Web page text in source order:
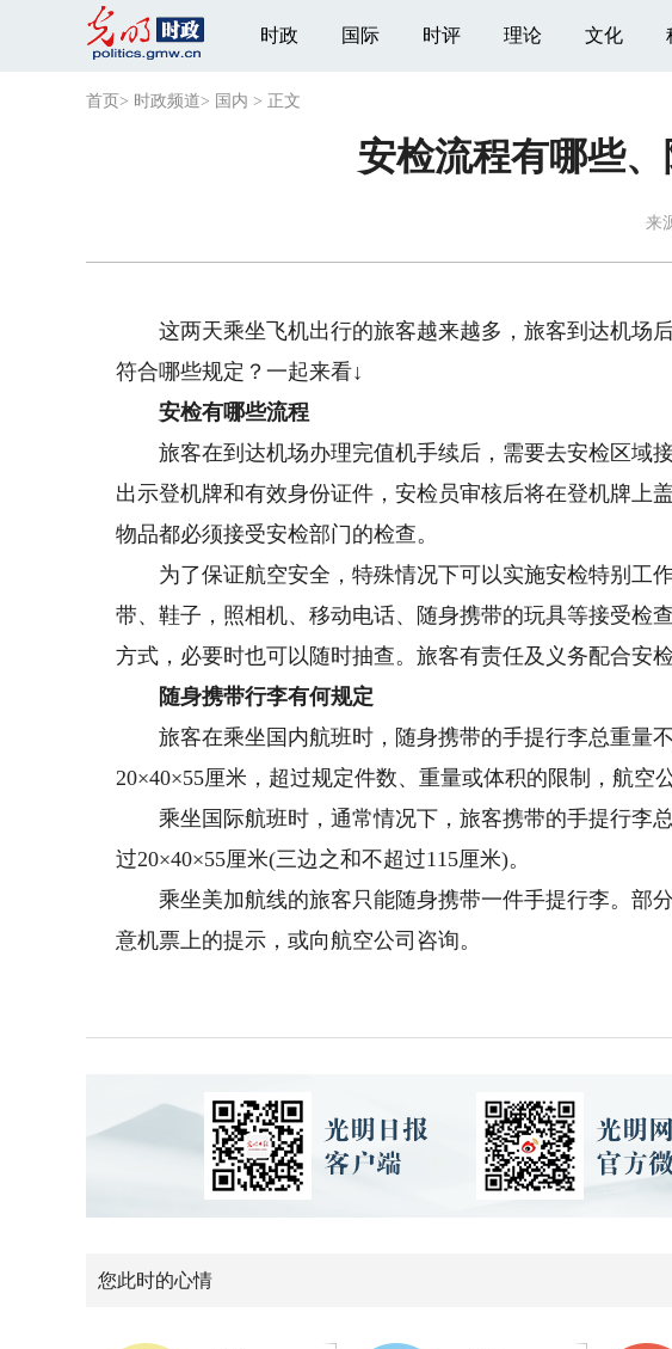
时政 国际 时评 理论 文化
首页 > 时政频道> 国内 > 正文
安检流程有哪些
来
这两天乘坐飞机出行的旅客越来越多，旅客到达机场
符合哪些规定？一起来看↓
安检有哪些流程
旅客在到达机场办理完值机手续后，需要去安检区域
出示登机牌和有效身份证件，安检员审核后将在登机牌上
物品都必须接受安检部门的检查。
为了保证航空安全，特殊情况下可以实施安检特别工
带、鞋子，照相机、移动电话、随身携带的玩具等接受检
方式，必要时也可以随时抽查。旅客有责任及义务配合安检
随身携带行李有何规定
旅客在乘坐国内航班时，随身携带的手提行李总重量
20×40×55厘米，超过规定件数、重量或体积的限制，航空
乘坐国际航班时，通常情况下，旅客携带的手提行李
过20×40×55厘米(三边之和不超过115厘米)。
乘坐美加航线的旅客只能随身携带一件手提行李。部
意机票上的提示，或向航空公司咨询。
您此时的心情